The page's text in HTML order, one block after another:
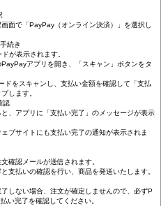
面で「PayPay（オンライン決済）」を選択し
続き
が表示されます。
アプリを開き、「スキャン」ボタンをタ
ドをスキャンし、支払い金額を確認して「支払
します。
認
、アプリに「支払い完了」のメッセージが表示
ブサイトにも支払い完了の通知が表示されま
確認メールが送信されます。
支払いの確認を行い、商品を発送いたします。
しない場合、注文が確定しませんので、必ずP
い完了を確認してください。